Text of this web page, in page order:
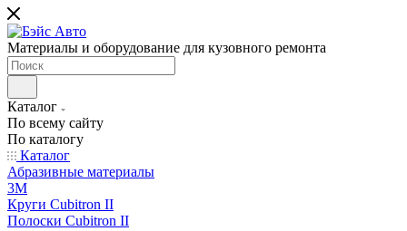
Материалы и оборудование для кузовного ремонта
Каталог
По всему сайту
По каталогу
Каталог
Абразивные материалы
3M
Круги Cubitron II
Полоски Cubitron II